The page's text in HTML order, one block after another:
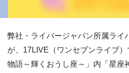
弊社・ライバージャパン所属ライ
が、17LIVE（ワンセブンライブ
物語～輝くおうし座～」内「星